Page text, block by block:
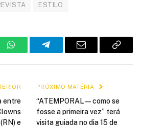
ESTILO
WhatsAppTelegramE-
Copiar
entre
e
PRÓXIMO MATÉRIA
“ATEMPORAL — como se
fosse a primeira vez” terá
visita guiada no dia 15 de